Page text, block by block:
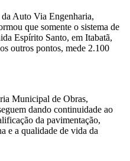
Auto Via Engenharia,
que somente o sistema de
Espírito Santo, em Itabatã,
outros pontos, mede 2.100
Municipal de Obras,
dando continuidade ao
da pavimentação,
e a qualidade de vida da